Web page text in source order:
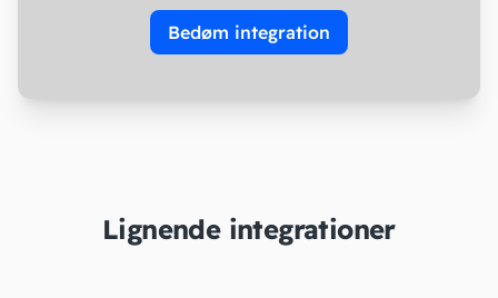
Bedøm integration
Lignende integrationer